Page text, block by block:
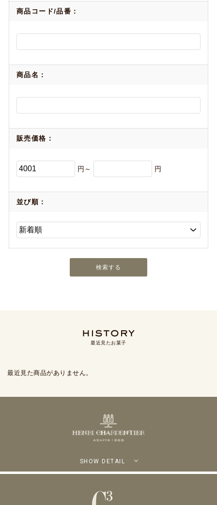
商品コード/品番：
商品名：
販売価格：
円～ 円
並び順：
最近見たお菓子
最近見た商品がありません。
SHOW DETAIL